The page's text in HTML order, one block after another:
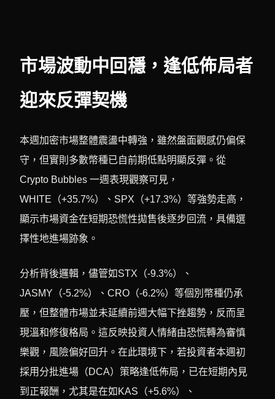
市場波動中回穩，逢低佈局者
迎來反彈契機
本週加密市場整體震盪中轉強，雖然盤面觀感仍偏保
守，但實則多數幣種已自前期低點明顯反彈。從
Crypto Bubbles 一週表現觀察可見，
WHITE（+35.7%）、SPX（+17.3%）等強勢走高，
顯示市場資金在短期恐慌性拋售後逐步回流，具備選
擇性地進場跡象。
分析背後邏輯，儘管如STX（-9.3%）、
JASMY（-5.2%）、CRO（-6.2%）等個別幣種仍承
壓，但整體市場並未延續前週大幅下挫趨勢，反而呈
現溫和修復格局。這反映投資人情緒由恐慌轉為審慎
樂觀，風險偏好回升。在此環境下，若投資者本週初
採用分批進場（DCA）策略逢低佈局，已在短期內見
到正報酬，尤其是在如KAS（+5.6%）、